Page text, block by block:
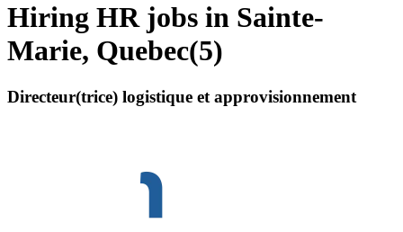
Hiring HR jobs in Sainte-
Marie, Quebec(5)
Directeur(trice) logistique et approvisionnement